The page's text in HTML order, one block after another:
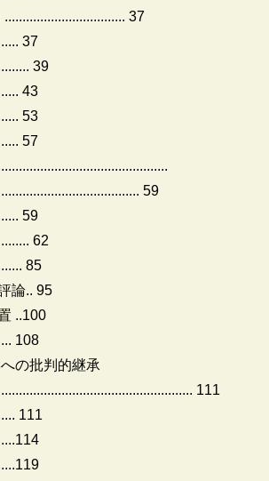
37
37
39
43
53
57
59
59
62
85
論.. 95
..100
108
の批判的継承
111
111